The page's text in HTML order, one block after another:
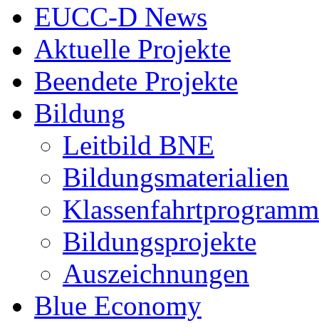
EUCC-D News
Aktuelle Projekte
Beendete Projekte
Bildung
Leitbild BNE
Bildungsmaterialien
Klassenfahrtprogramm
Bildungsprojekte
Auszeichnungen
Blue Economy